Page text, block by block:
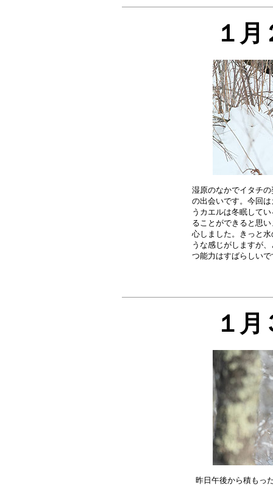
１
湿原のなかでイタチ
の出会いです。今回
うカエルは冬眠して
ることができると思
心しました。きっと
うな感じがしますが
１
昨日午後から積もっ